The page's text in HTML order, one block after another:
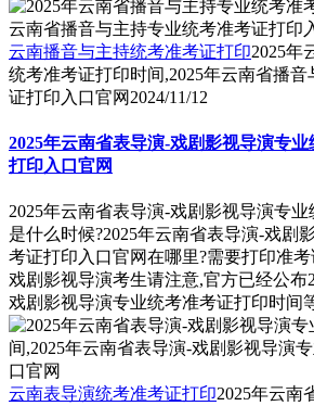
云南播音与主持统考准考证打印2025年
统考准考证打印时间,2025年云南省播
证打印入口官网 2024/11/12
2025年云南省表导演-戏剧影视导演专
打印入口官网
2025年云南省表导演-戏剧影视导演专
是什么时候?2025年云南省表导演-戏剧
考证打印入口官网在哪里?需要打印准
戏剧影视导演考生请注意,官方已经公布
戏剧影视导演专业统考准考证打印时间
云南表导演统考准考证打印2025年云南